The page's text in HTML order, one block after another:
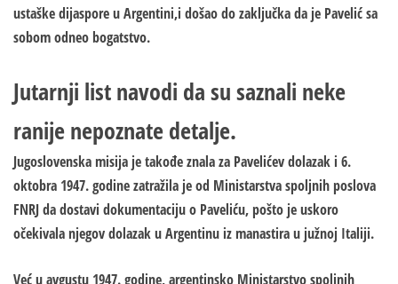
ustaške dijaspore u Argentini,i došao do zaključka da je Pavelić sa
sobom odneo bogatstvo.
Jutarnji list navodi da su saznali neke
ranije nepoznate detalje.
Jugoslovenska misija je takođe znala za Pavelićev dolazak i 6.
oktobra 1947. godine zatražila je od Ministarstva spoljnih poslova
FNRJ da dostavi dokumentaciju o Paveliću, pošto je uskoro
očekivala njegov dolazak u Argentinu iz manastira u južnoj Italiji.
Već u avgustu 1947. godine, argentinsko Ministarstvo spoljnih